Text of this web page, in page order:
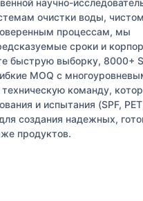
научно-
очистки воды,
процессам, мы
сроки и
быструю выборку, 8000+
MOQ с
команду,
и испытания (SPF,
создания надежных,
продуктов.